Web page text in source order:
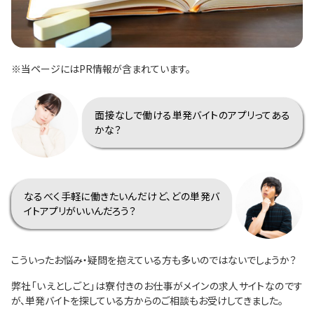
※当ページにはPR情報が含まれています。
面接なしで働ける単発バイトのアプリってある
かな？
なるべく手軽に働きたいんだけど、どの単発バ
イトアプリがいいんだろう？
こういったお悩み・疑問を抱えている方も多いのではないでしょうか？
弊社「いえとしごと」は寮付きのお仕事がメインの求人サイトなのです
が、単発バイトを探している方からのご相談もお受けしてきました。